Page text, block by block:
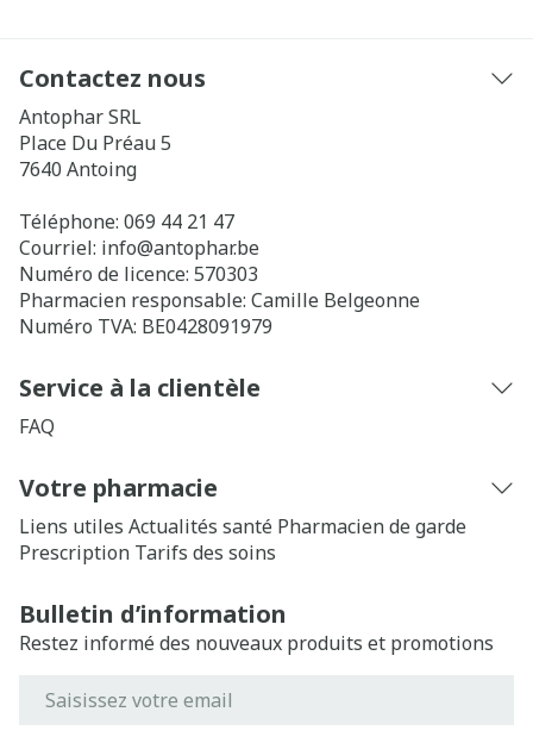
Contactez nous
Antophar SRL
Place Du Préau 5
7640 Antoing
Téléphone: 069 44 21 47
Courriel: info@antophar.be
Numéro de licence: 570303
Pharmacien responsable: Camille Belgeonne
Numéro TVA: BE0428091979
Service à la clientèle
FAQ
Votre pharmacie
Liens utiles Actualités santé Pharmacien de garde
Prescription Tarifs des soins
Bulletin d’information
Restez informé des nouveaux produits et promotions